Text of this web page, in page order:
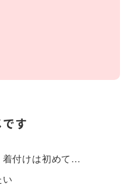
す
着付けは初めて…